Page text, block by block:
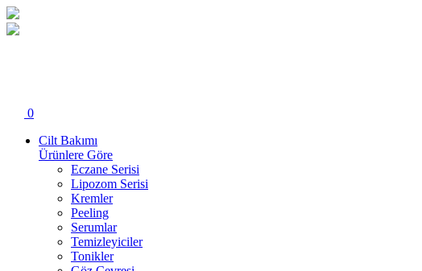
0
Cilt Bakımı
Ürünlere Göre
Eczane Serisi
Lipozom Serisi
Kremler
Peeling
Serumlar
Temizleyiciler
Tonikler